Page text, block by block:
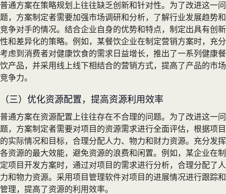
普通方案在策略规划上往往缺乏创新和针对性。为了改进这一问
题，方案制定者需要加强市场调研和分析，了解行业发展趋势和
竞争对手的情况。结合企业自身的优势和特点，制定出具有创新
性和差异化的策略。例如，某餐饮企业在制定营销方案时，充分
考虑到消费者对健康饮食的需求日益增长，推出了一系列健康餐
饮产品，并采用线上线下相结合的营销方式，提高了产品的市场
竞争力。
（三）优化资源配置，提高资源利用效率
普通方案在资源配置上往往存在不合理的问题。为了改进这一问
题，方案制定者需要对项目的资源需求进行全面评估，根据项目
的实际情况和目标，合理分配人力、物力和财力资源。充分发挥
各资源的最大效能，避免资源的浪费和闲置。例如，某企业在制
定项目开发方案时，通过对项目的需求进行分析，合理分配了人
力和物力资源。采用项目管理软件对项目的进展情况进行跟踪和
管理，提高了资源的利用效率。